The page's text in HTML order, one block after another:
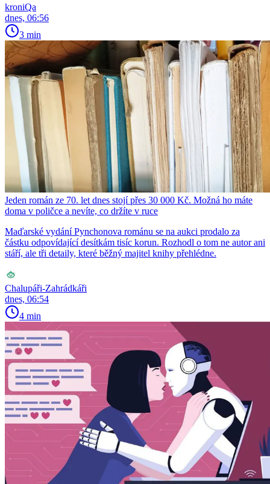
kroniQa
dnes, 06:56
3 min
Jeden román ze 70. let dnes stojí přes 30 000 Kč. Možná ho máte
doma v poličce a nevíte, co držíte v ruce
Maďarské vydání Pynchonova románu se na aukci prodalo za
částku odpovídající desítkám tisíc korun. Rozhodl o tom ne autor ani
stáří, ale tři detaily, které běžný majitel knihy přehlédne.
Chalupáři-Zahrádkáři
dnes, 06:54
4 min